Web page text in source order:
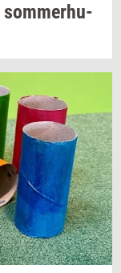
som­mer­hu­